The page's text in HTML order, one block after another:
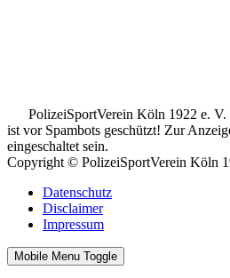
PolizeiSportVerein Köln 1922 e. V.
ist vor Spambots geschützt! Zur
eingeschaltet sein.
Copyright © PolizeiSportVerein Köln
Datenschutz
Disclaimer
Impressum
Mobile Menu Toggle